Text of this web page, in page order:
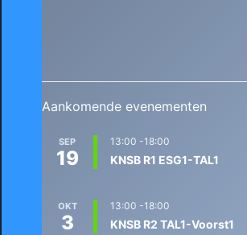
Aankomende evenementen
SEP
19
13:00 -18:00
KNSB R1 ESG1-TAL1
OKT
3
13:00 -18:00
KNSB R2 TAL1-Voorst1